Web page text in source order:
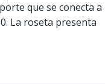
que se conecta a
La roseta presenta